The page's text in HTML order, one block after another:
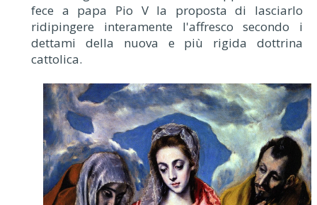
fece a papa Pio V la proposta di lasciarlo
ridipingere interamente l'affresco secondo i
dettami della nuova e più rigida dottrina
cattolica.